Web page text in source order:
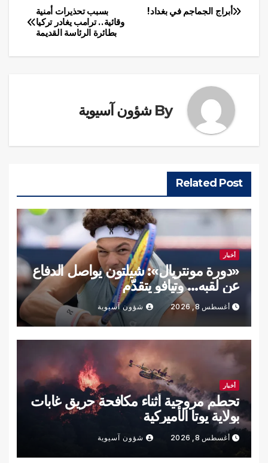
تصفّح
بسبب تحذيرات أمنية
وقائية.. ترامب يغادر تركيا
بطائرة الرئاسة القديمة
أبراج الجماجم في بغداد!
By شؤون آسيوية
Related Post
أخبار
«دورة مونتريال»: شيلتون يواصل الدفاع
عن لقبه… وتيافو يتقدّم
أغسطس 8, 2026 شؤون آسيوية
أخبار
تحطم مروحية أثناء مكافحة حريق غابات
بولاية يوتا الأميركية
أغسطس 8, 2026 شؤون آسيوية